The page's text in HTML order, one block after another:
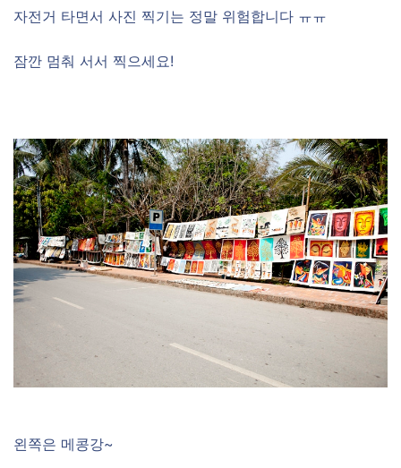
자전거 타면서 사진 찍기는 정말 위험합니다 ㅠㅠ
잠깐 멈춰 서서 찍으세요!
왼쪽은 메콩강~